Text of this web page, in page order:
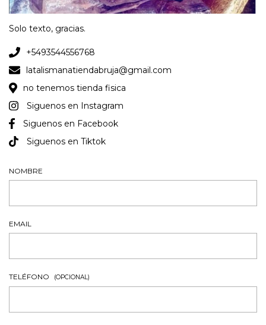
Solo texto, gracias.
+5493544556768
latalismanatiendabruja@gmail.com
no tenemos tienda fisica
Siguenos en Instagram
Siguenos en Facebook
Siguenos en Tiktok
NOMBRE
EMAIL
TELÉFONO (OPCIONAL)